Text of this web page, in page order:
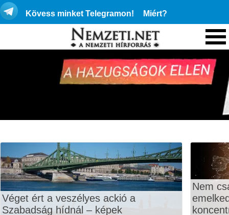
Kövess minket Telegramon! Miért?
Véget ért a veszélyes ackió a
Szabadság hídnál – képek
Nem